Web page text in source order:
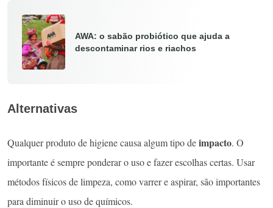
AWA: o sabão probiótico que ajuda a
descontaminar rios e riachos
Alternativas
Qualquer produto de higiene causa algum tipo deimpacto. O
importante é sempre ponderar o uso e fazer escolhas certas. Usar
métodos físicos de limpeza, como varrer e aspirar, são importantes
para diminuir o uso de químicos.